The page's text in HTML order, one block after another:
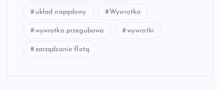
układ napędowy Wywrotka
wywrotka przegubowa wywrotki
zarządzanie flotą